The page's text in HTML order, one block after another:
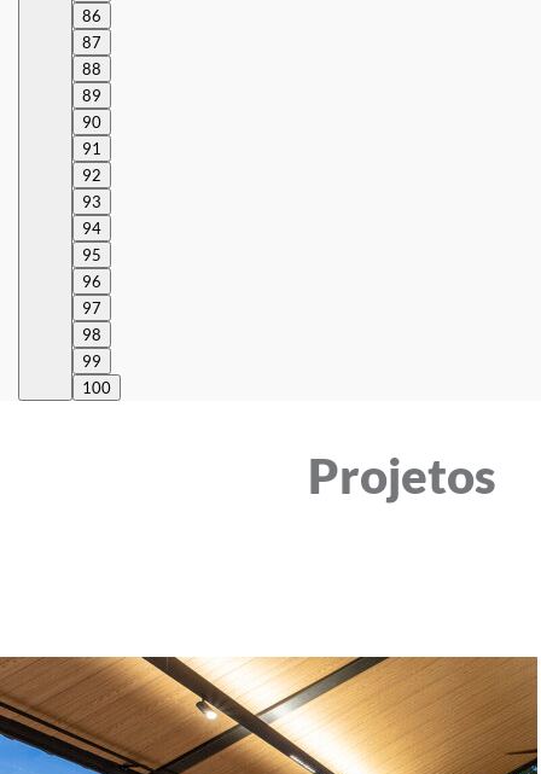
86
87
88
89
90
91
92
93
94
95
96
97
98
99
100
Projetos